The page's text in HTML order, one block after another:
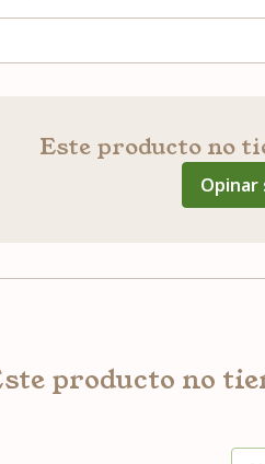
Este producto no
producto no